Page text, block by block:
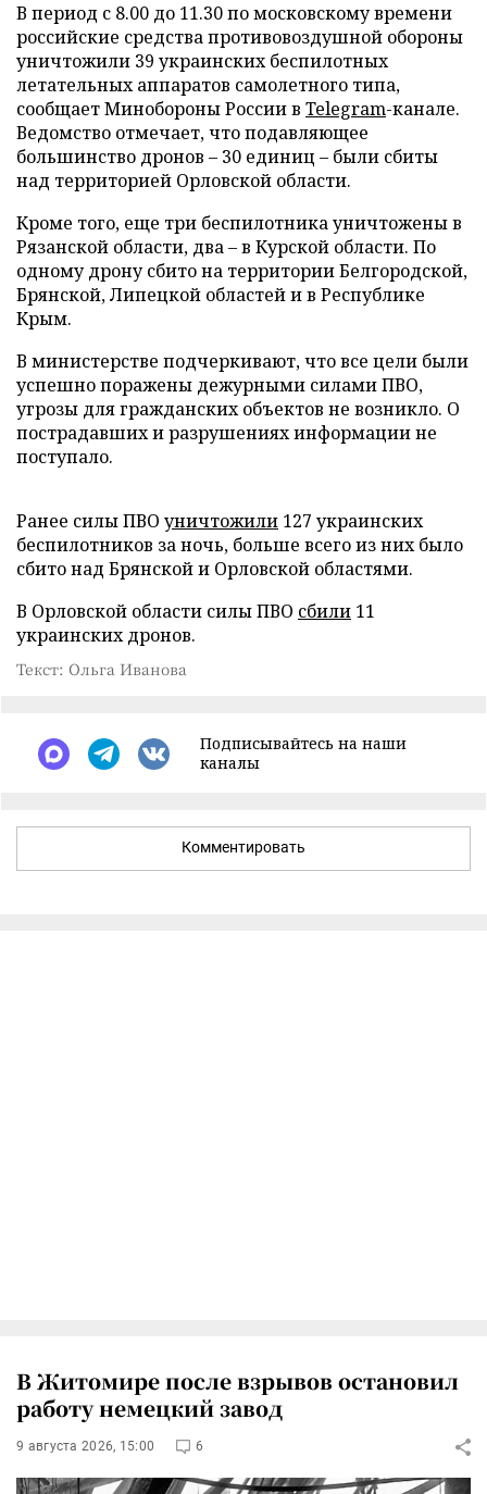
В период с 8.00 до 11.30 по московскому времени
российские средства противовоздушной обороны
уничтожили 39 украинских беспилотных
летательных аппаратов самолетного типа,
сообщает Минобороны России в Telegram-канале.
Ведомство отмечает, что подавляющее
большинство дронов – 30 единиц – были сбиты
над территорией Орловской области.
Кроме того, еще три беспилотника уничтожены в
Рязанской области, два – в Курской области. По
одному дрону сбито на территории Белгородской,
Брянской, Липецкой областей и в Республике
Крым.
В министерстве подчеркивают, что все цели были
успешно поражены дежурными силами ПВО,
угрозы для гражданских объектов не возникло. О
пострадавших и разрушениях информации не
поступало.
Ранее силы ПВО уничтожили 127 украинских
беспилотников за ночь, больше всего из них было
сбито над Брянской и Орловской областями.
В Орловской области силы ПВО сбили 11
украинских дронов.
Текст: Ольга Иванова
Подписывайтесь на наши
каналы
Комментировать
В Житомире после взрывов остановил
работу немецкий завод
9 августа 2026, 15:00 6